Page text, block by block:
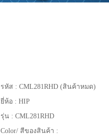
รหัส : CML281RHD (สินค้าหมด)
ยี่ห้อ : HIP
รุ่น : CML281RHD
Color/ สีของสินค้า :